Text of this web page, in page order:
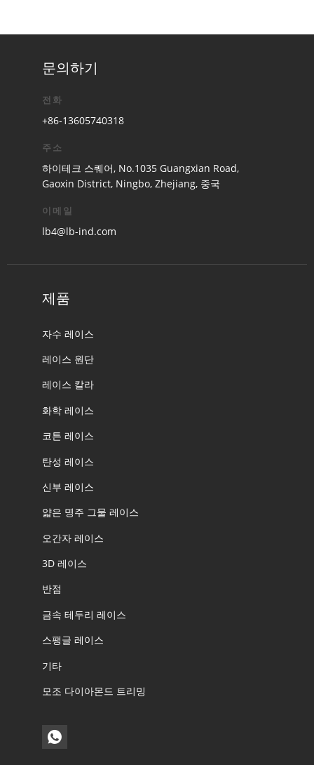
문의하기
전화
+86-13605740318
주소
하이테크 스퀘어, No.1035 Guangxian Road,
Gaoxin District, Ningbo, Zhejiang, 중국
이메일
lb4@lb-ind.com
제품
자수 레이스
레이스 원단
레이스 칼라
화학 레이스
코튼 레이스
탄성 레이스
신부 레이스
얇은 명주 그물 레이스
오간자 레이스
3D 레이스
반점
금속 테두리 레이스
스팽글 레이스
기타
모조 다이아몬드 트리밍